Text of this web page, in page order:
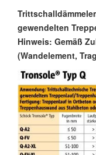
gewendelten
Hinweis: Gemäß
(Wandelement,